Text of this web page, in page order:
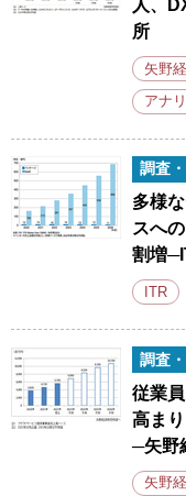
人、
所
矢野
アナ
調査
多様
スへ
割増
ITR
調査
従業
高ま
─矢野
矢野